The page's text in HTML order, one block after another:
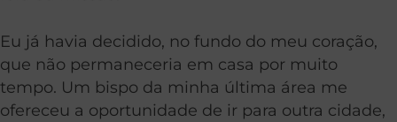
Eu já havia decidido, no fundo do meu coração,
que não permaneceria em casa por muito
tempo. Um bispo da minha última área me
ofereceu a oportunidade de ir para outra cidade,